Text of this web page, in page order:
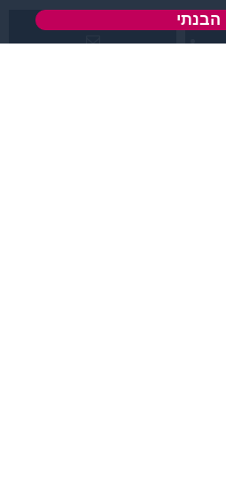
הבנתי